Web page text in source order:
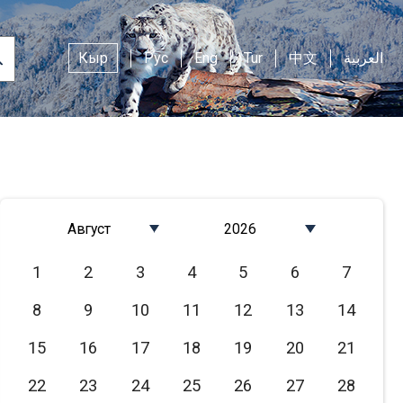
Кыр Рус Eng Tur 中文 العربية
Август
Март
Апрель
Июнь
2026
2024
2023
2021
1 2 3 4 5 6
7
8
9 10 11 12 13
14
15
16 17 18 19 20
21
22
23 24 25 26 27
28